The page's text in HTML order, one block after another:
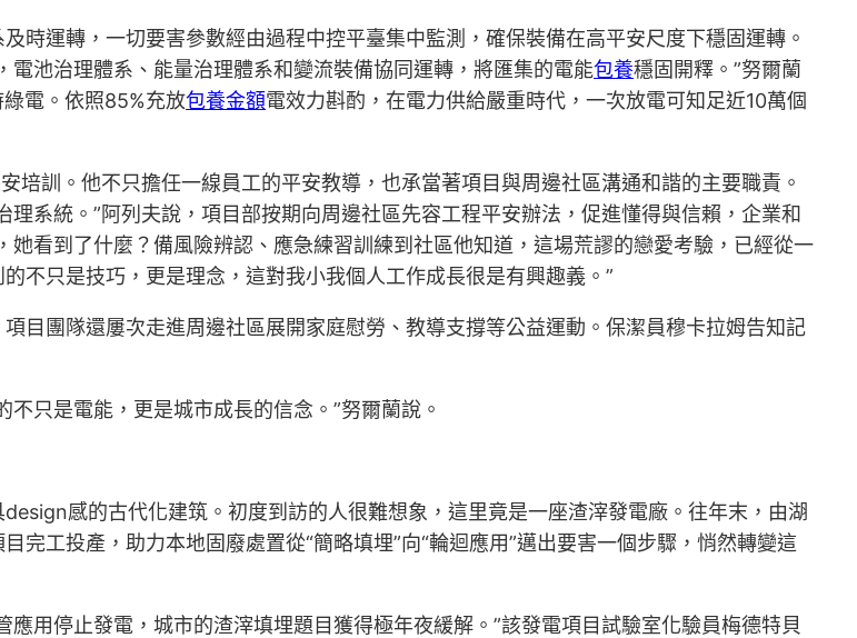
時運轉，一切要害參數經由過程中控平臺集中監測，確保裝備在高平安尺度下穩固運轉。
電池治理體系、能量治理體系和變流裝備協同運轉，將匯集的電能包養穩固開釋。”努爾蘭
電。依照85%充放包養金額電效力斟酌，在電力供給嚴重時代，一次放電可知足近10萬個
培訓。他不只擔任一線員工的平安教導，也承當著項目與周邊社區溝通和諧的主要職責。
系統。”阿列夫說，項目部按期向周邊社區先容工程平安辦法，促進懂得與信賴，企業和
她看到了什麼？備風險辨認、應急練習訓練到社區他知道，這場荒謬的戀愛考驗，已經從一
不只是技巧，更是理念，這對我小我個人工作成長很是有興趣義。”
目團隊還屢次走進周邊社區展開家庭慰勞、教導支撐等公益運動。保潔員穆卡拉姆告知記
只是電能，更是城市成長的信念。”努爾蘭說。
感的古代化建筑。初度到訪的人很難想象，這里竟是一座渣滓發電廠。往年末，由湖
完工投產，助力本地固廢處置從“簡略填埋”向“輪迴應用”邁出要害一個步驟，悄然轉變這
應用停止發電，城市的渣滓填埋題目獲得極年夜緩解。”該發電項目試驗室化驗員梅德特貝